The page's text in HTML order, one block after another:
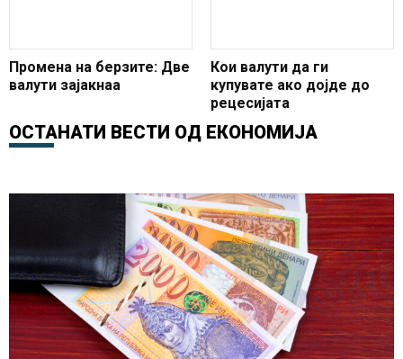
Промена на берзите: Две
валути зајакнаа
Кои валути да ги
купувате ако дојде до
рецесијата
ОСТАНАТИ ВЕСТИ ОД ЕКОНОМИЈА